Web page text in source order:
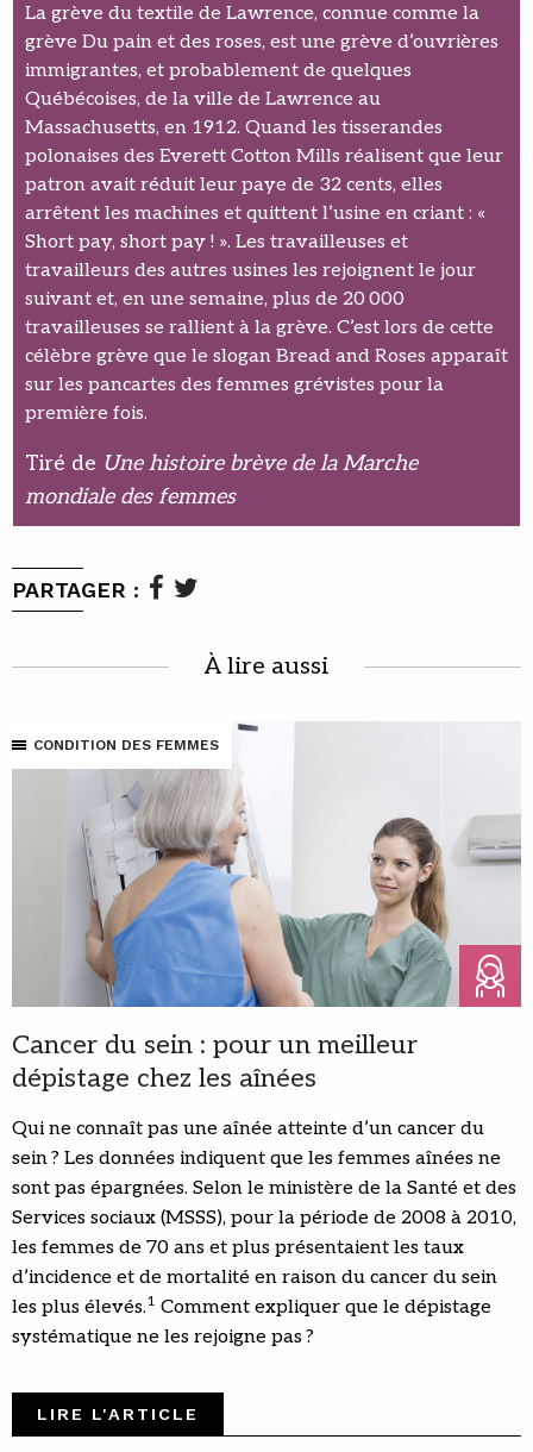
La grève du textile de Lawrence, connue comme la
grève Du pain et des roses, est une grève d’ouvrières
immigrantes, et probablement de quelques
Québécoises, de la ville de Lawrence au
Massachusetts, en 1912. Quand les tisserandes
polonaises des Everett Cotton Mills réalisent que leur
patron avait réduit leur paye de 32 cents, elles
arrêtent les machines et quittent l’usine en criant : «
Short pay, short pay ! ». Les travailleuses et
travailleurs des autres usines les rejoignent le jour
suivant et, en une semaine, plus de 20 000
travailleuses se rallient à la grève. C’est lors de cette
célèbre grève que le slogan Bread and Roses apparaît
sur les pancartes des femmes grévistes pour la
première fois.
Tiré de Une histoire brève de la Marche
mondiale des femmes
PARTAGER :
À lire aussi
CONDITION DES FEMMES
Cancer du sein : pour un meilleur
dépistage chez les aînées
Qui ne connaît pas une aînée atteinte d’un cancer du
sein ? Les données indiquent que les femmes aînées ne
sont pas épargnées. Selon le ministère de la Santé et des
Services sociaux (MSSS), pour la période de 2008 à 2010,
les femmes de 70 ans et plus présentaient les taux
d’incidence et de mortalité en raison du cancer du sein
les plus élevés.1 Comment expliquer que le dépistage
systématique ne les rejoigne pas ?
LIRE L'ARTICLE